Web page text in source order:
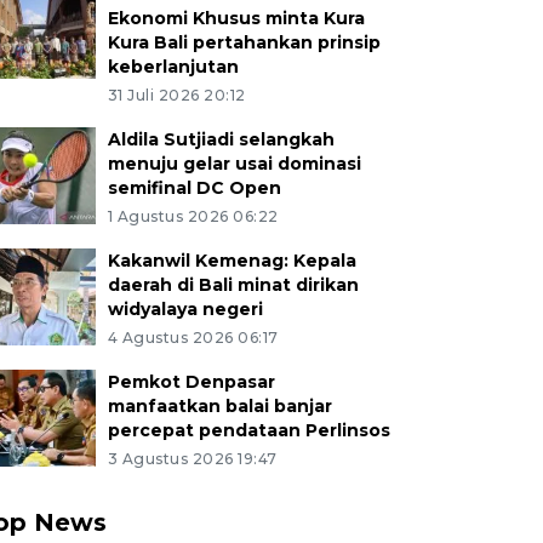
Ekonomi Khusus minta Kura
Kura Bali pertahankan prinsip
keberlanjutan
31 Juli 2026 20:12
Aldila Sutjiadi selangkah
menuju gelar usai dominasi
semifinal DC Open
1 Agustus 2026 06:22
Kakanwil Kemenag: Kepala
daerah di Bali minat dirikan
widyalaya negeri
4 Agustus 2026 06:17
Pemkot Denpasar
manfaatkan balai banjar
percepat pendataan Perlinsos
3 Agustus 2026 19:47
News